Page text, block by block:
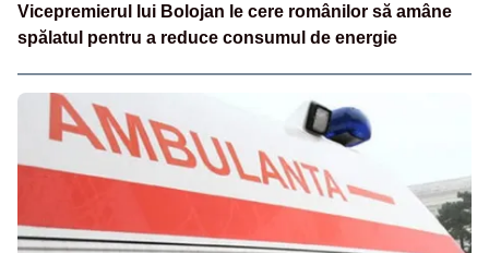
Vicepremierul lui Bolojan le cere românilor să amâne
spălatul pentru a reduce consumul de energie